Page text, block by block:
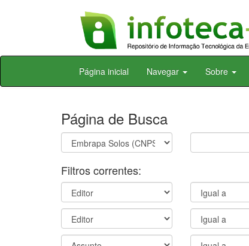
Skip
Página inicial Navegar Sobre
Página de Busca
Filtros correntes: